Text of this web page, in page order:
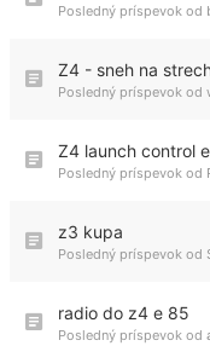
Posledný príspevok od
Z4 - sneh na
Posledný príspevok od
Z4 launch control
Posledný príspevok od
z3 kupa
Posledný príspevok od
radio do z4 e 85
Posledný príspevok od